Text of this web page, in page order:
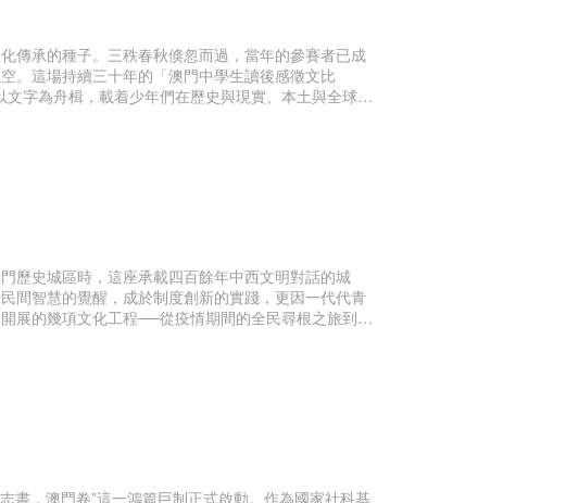
傳承的種子。三秩春秋倏忽而過，當年的參賽者已成
。這場持續三十年的「澳門中學生讀後感徵文比
字為舟楫，載着少年們在歷史與現實、本土與全球的
歷史城區時，這座承載四百餘年中西文明對話的城
間智慧的覺醒，成於制度創新的實踐，更因一代代青
展的幾項文化工程──從疫情期間的全民尋根之旅到校
僅是文化遺產的保護傳奇，更是一部活態的文化傳承
書．澳門卷”這一鴻篇巨制正式啟動。作為國家社科基